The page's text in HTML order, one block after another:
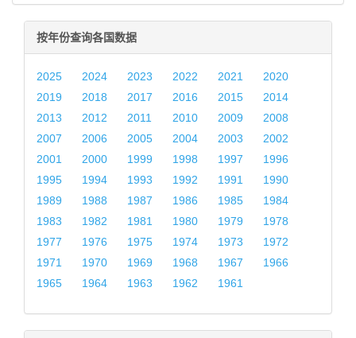
按年份查询各国数据
2025 2024 2023 2022 2021
2020
2019
2018 2017 2016 2015
2014
2013
2012 2011 2010 2009
2008
2007
2006 2005 2004 2003
2002
2001
2000 1999 1998 1997
1996
1995
1994 1993 1992 1991
1990
1989
1988 1987 1986 1985
1984
1983
1982 1981 1980 1979
1978
1977
1976 1975 1974 1973
1972
1971
1970 1969 1968 1967
1966
1965
1964 1963 1962 1961